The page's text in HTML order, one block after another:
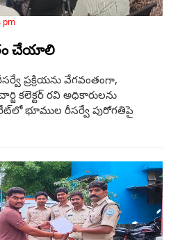
pm
చేయాలి
ప్రక్రియను వేగవంతంగా,
కలెక్టర్ రవి అధికారులను
భూముల రీసర్వే పురోగతిపై